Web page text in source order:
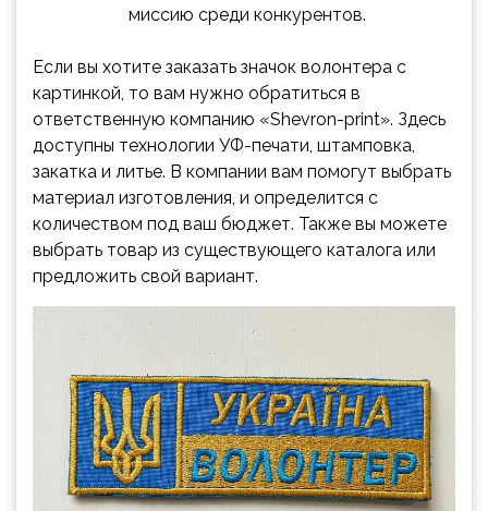
миссию среди конкурентов.
Если вы хотите заказать значок волонтера с
картинкой, то вам нужно обратиться в
ответственную компанию «Shevron-print». Здесь
доступны технологии УФ-печати, штамповка,
закатка и литье. В компании вам помогут выбрать
материал изготовления, и определится с
количеством под ваш бюджет. Также вы можете
выбрать товар из существующего каталога или
предложить свой вариант.